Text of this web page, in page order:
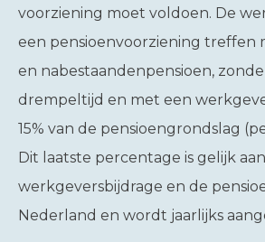
voorziening moet voldoen. De
een pensioenvoorziening treffen
en nabestaandenpensioen,
drempeltijd en met een
15% van de pensioengrondslag
Dit laatste percentage is gelijk
werkgeversbijdrage en de
Nederland en wordt jaarlijks